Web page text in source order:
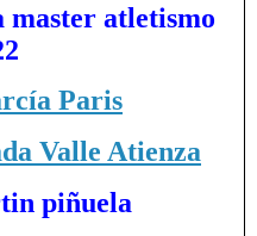
master atletismo
Paris
Valle Atienza
piñuela